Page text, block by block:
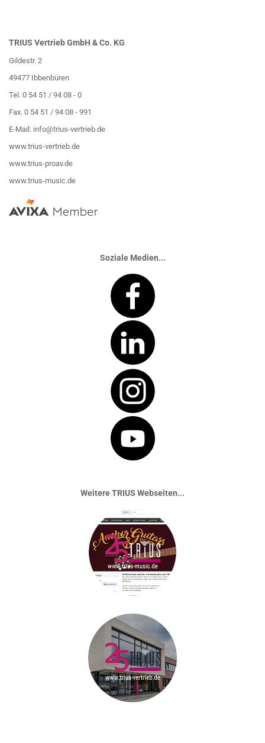
TRIUS Vertrieb GmbH & Co. KG
Gildestr. 2
49477 Ibbenbüren
Tel. 0 54 51 / 94 08 - 0
Fax. 0 54 51 / 94 08 - 991
E-Mail: info@trius-vertrieb.de
www.trius-vertrieb.de
www.trius-proav.de
www.trius-music.de
Soziale Medien...
Weitere TRIUS Webseiten...